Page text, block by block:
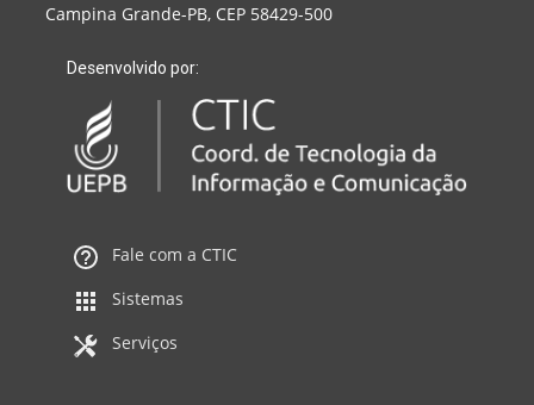
Campina Grande-PB, CEP 58429-500
Desenvolvido por:
Fale com a CTIC
Sistemas
Serviços